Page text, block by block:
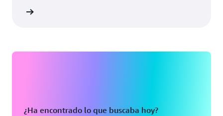
¿Ha encontrado lo que buscaba hoy?